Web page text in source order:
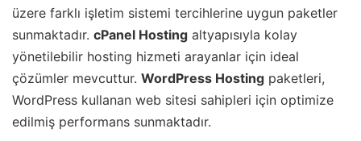
üzere farklı işletim sistemi tercihlerine uygun paketler
sunmaktadır. cPanel Hosting altyapısıyla kolay
yönetilebilir hosting hizmeti arayanlar için ideal
çözümler mevcuttur. WordPress Hosting paketleri,
WordPress kullanan web sitesi sahipleri için optimize
edilmiş performans sunmaktadır.